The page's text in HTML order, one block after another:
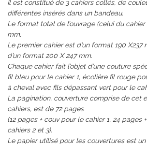
Il est constitué de 3 cahiers collés, de
différentes insérés dans un bandeau.
Le format total de l’ouvrage (celui du cahier
mm.
Le premier cahier est d’un format 190 X237
d’un format 200 X 247 mm.
Chaque cahier fait l’objet d’une couture
fil bleu pour le cahier 1, écolière fil rouge
à cheval avec fils dépassant vert pour le
La pagination, couverture comprise de cet
cahiers, est de 72 pages
(12 pages + couv pour le cahier 1, 24 pages
cahiers 2 et 3).
Le papier utilisé pour les couvertures est